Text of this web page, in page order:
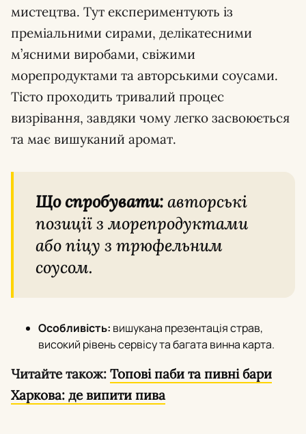
мистецтва. Тут експериментують із
преміальними сирами, делікатесними
м’ясними виробами, свіжими
морепродуктами та авторськими соусами.
Тісто проходить тривалий процес
визрівання, завдяки чому легко засвоюється
та має вишуканий аромат.
Що спробувати:авторські
позиції з морепродуктами
або піцу з трюфельним
соусом.
Особливість: вишукана презентація страв,
високий рівень сервісу та багата винна карта.
Читайте також: Топові паби та пивні бари
Харкова: де випити пива